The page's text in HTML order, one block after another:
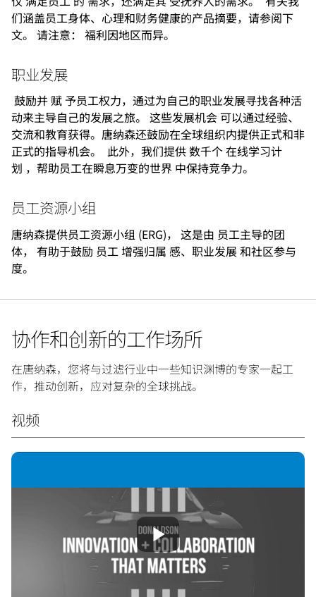
们涵盖员工身体、心理和财务健康的产品摘要，请参阅下
文。 请注意： 福利因地区而异。
职业发展
鼓励并 赋 予员工权力，通过为自己的职业发展寻找各种活
动来主导自己的发展之旅。 这些发展机会 可以通过经验、
交流和教育获得。唐纳森还鼓励在全球组织内提供正式和非
正式的指导机会。 此外，我们提供 数千个 在线学习计
划 ，帮助员工在瞬息万变的世界 中保持竞争力。
员工资源小组
唐纳森提供员工资源小组 (ERG)， 这是由 员工主导的团
体， 有助于鼓励 员工 增强归属 感、职业发展 和社区参与
度。
协作和创新的工作场所
在唐纳森，您将与过滤行业中一些知识渊博的专家一起工
作，推动创新，应对复杂的全球挑战。
视频